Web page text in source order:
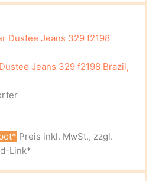
Jeans 329 f2198 Brazil,
Preis inkl. MwSt., zzgl.
Link*